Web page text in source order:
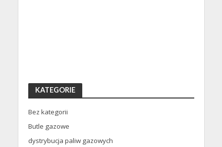
KATEGORIE
Bez kategorii
Butle gazowe
dystrybucja paliw gazowych